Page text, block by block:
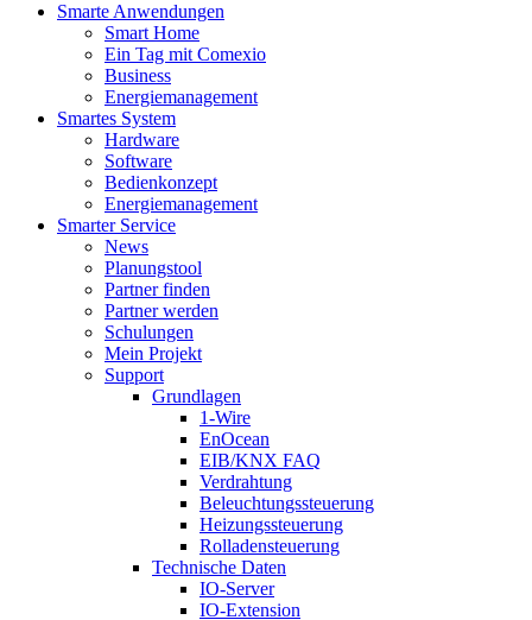
Smarte Anwendungen
Smart Home
Ein Tag mit Comexio
Business
Energiemanagement
Smartes System
Hardware
Software
Bedienkonzept
Energiemanagement
Smarter Service
News
Planungstool
Partner finden
Partner werden
Schulungen
Mein Projekt
Support
Grundlagen
1-Wire
EnOcean
EIB/KNX FAQ
Verdrahtung
Beleuchtungssteuerung
Heizungssteuerung
Rolladensteuerung
Technische Daten
IO-Server
IO-Extension